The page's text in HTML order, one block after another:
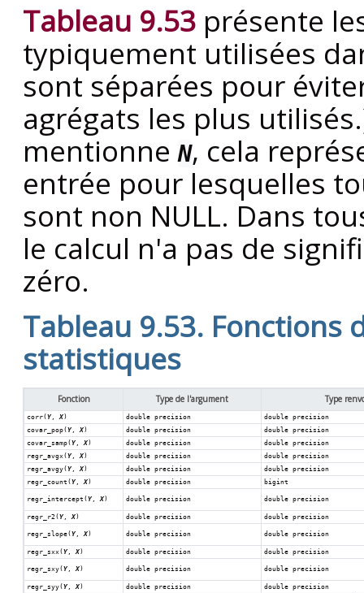
Tableau 9.53 présente
typiquement utilisées
sont séparées pour
agrégats les plus
mentionneN, cela
entrée pour lesquelles
sont non NULL. Dans
le calcul n'a pas de
zéro.
Tableau 9.53. Fonctions
statistiques
Fonction Type de l'argument Type
corr(Y,X) double precision
double precision
covar_pop(Y,X) double precision
double precision
covar_samp(Y,X) double precision
double precision
regr_avgx(Y,X) double precision
double precision
regr_avgy(Y,X) double precision
double precision
regr_count(Y,X) double precision bigint
regr_intercept(Y,X) double precision double precision
regr_r2(Y,X) double precision double precision
regr_slope(Y,X) double precision double precision
regr_sxx(Y,X) double precision double precision
regr_sxy(Y,X) double precision double precision
regr_syy(Y,X) double precision double precision